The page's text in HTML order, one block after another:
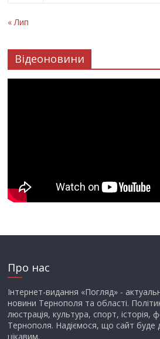
« Лип
Відеоновини
Про нас
Інтернет-видання «Погляд» -
новини Тернополя та області.
люстрація, культура, спорт, історія,
Тернополя. Надіємося, що сайт буде
цікавим.